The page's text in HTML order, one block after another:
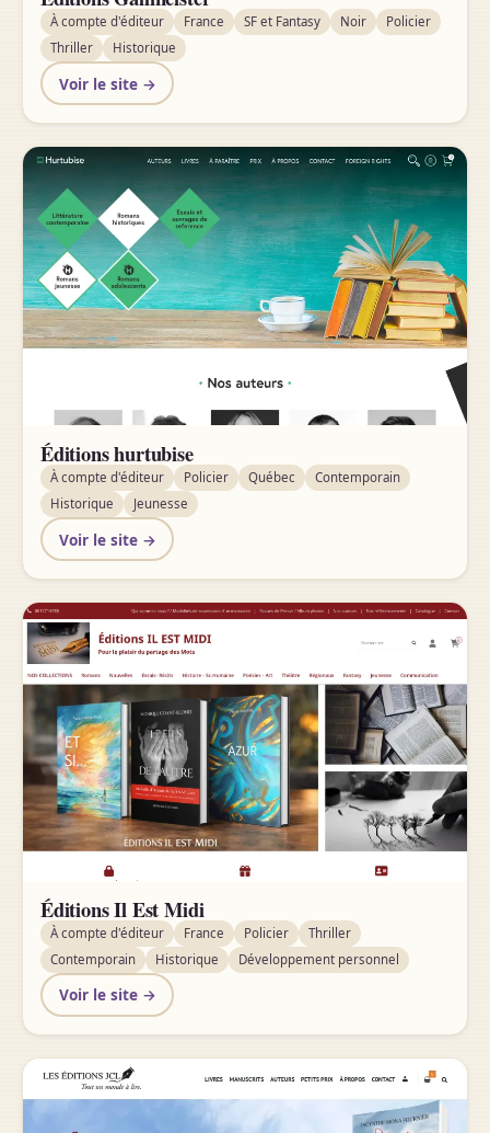
À compte d'éditeur France SF et Fantasy Noir
Policier
Thriller
Historique
Voir le site →
Éditions hurtubise
À compte d'éditeur Policier Québec
Contemporain
Historique
Jeunesse
Voir le site →
Éditions Il Est Midi
À compte d'éditeur France Policier
Thriller
Contemporain
Historique Développement personnel
Voir le site →